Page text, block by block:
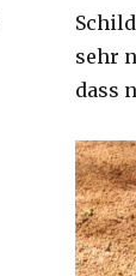
sehr
dass